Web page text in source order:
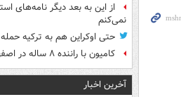
از این به بعد دیگر نامه‌های
نمی‌کنم
حتی اوکراین هم به ترکیه
کامیون با راننده ۸ ساله در اصفهان توقیف شد
آخرین اخبار